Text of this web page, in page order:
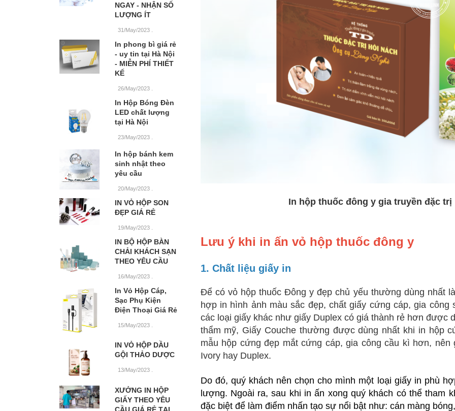
NGAY - NHẬN SỐ
LƯỢNG ÍT
31/May/2023
In phong bì giá rẻ
- uy tin tại Hà Nội
- MIỄN PHÍ THIẾT
KẾ
26/May/2023
In Hộp Bóng Đèn
LED chất lượng
tại Hà Nội
23/May/2023
In hộp bánh kem
sinh nhật theo
yêu cầu
20/May/2023
IN VỎ HỘP SON
ĐẸP GIÁ RẺ
19/May/2023
IN BỘ HỘP BÀN
CHẢI KHÁCH SẠN
THEO YÊU CẦU
16/May/2023
In Vỏ Hộp Cáp,
Sạc Phụ Kiện
Điện Thoại Giá Rẻ
15/May/2023
IN VỎ HỘP DẦU
GỘI THẢO DƯỢC
13/May/2023
XƯỞNG IN HỘP
GIẤY THEO YÊU
In hộp thuốc đông y gia truyền đặc
Lưu ý khi in ấn vỏ hộp thuốc đông y
1. Chất liệu giấy in
Để có vỏ hộp thuốc Đông y đẹp chủ yếu thường dùng nhất
hợp in hình ảnh màu sắc đẹp, chất giấy cứng cáp, gia
các loại giấy khác như giấy Duplex có giá thành rẻ hơn được
thẩm mỹ, Giấy Couche thường được dùng nhất khi in hộp
mẫu hộp cứng đẹp mắt cứng cáp, gia công cầu kì hơn,
Ivory hay Duplex.
Do đó, quý khách nên chọn cho mình một loại giấy in phù
lượng. Ngoài ra, sau khi in ấn xong quý khách có thể tham
đặc biệt để làm điểm nhấn tạo sự nổi bật như: cán màng